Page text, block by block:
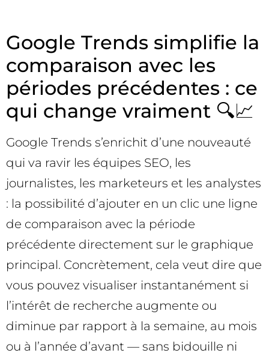
Google Trends simplifie la
comparaison avec les
périodes précédentes : ce
qui change vraiment 🔍📈
Google Trends s’enrichit d’une nouveauté
qui va ravir les équipes SEO, les
journalistes, les marketeurs et les analystes
: la possibilité d’ajouter en un clic une ligne
de comparaison avec la période
précédente directement sur le graphique
principal. Concrètement, cela veut dire que
vous pouvez visualiser instantanément si
l’intérêt de recherche augmente ou
diminue par rapport à la semaine, au mois
ou à l’année d’avant — sans bidouille ni